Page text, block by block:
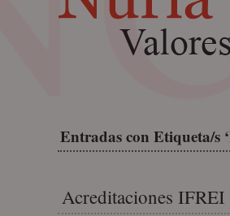
Entradas con Etiqueta/s
Acreditaciones